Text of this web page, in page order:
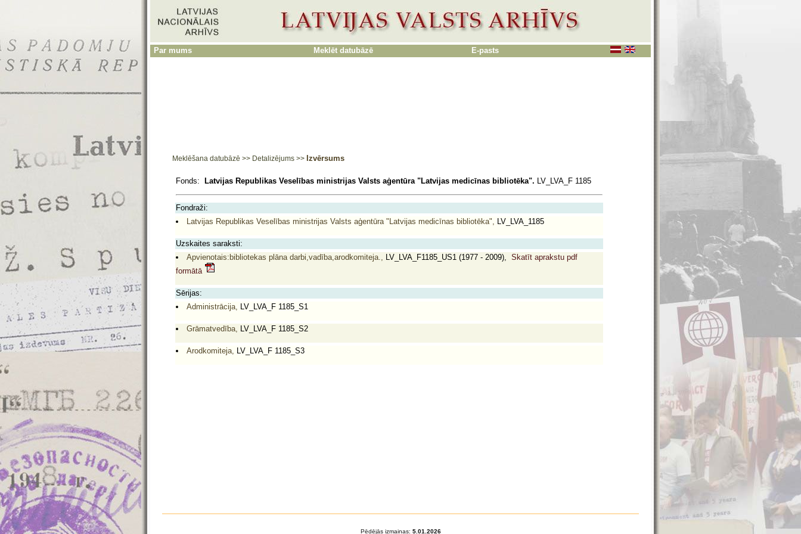
Par mums Meklēt datubāzē E-pasts
Meklēšana datubāzē >> Detalizējums >> Izvērsums
Fonds: Latvijas Republikas Veselības ministrijas Valsts aģentūra "Latvijas medicīnas bibliotēka". LV_LVA_F 1185
Fondraži:
Latvijas Republikas Veselības ministrijas Valsts aģentūra "Latvijas medicīnas bibliotēka", LV_LVA_1185
Uzskaites saraksti:
Apvienotais:bibliotekas plāna darbi,vadība,arodkomiteja., LV_LVA_F1185_US1 (1977 - 2009), Skatīt aprakstu pdf
formātā
Sērijas:
Administrācija, LV_LVA_F 1185_S1
Grāmatvedība, LV_LVA_F 1185_S2
Arodkomiteja, LV_LVA_F 1185_S3
Pēdējās izmaiņas: 5.01.2026